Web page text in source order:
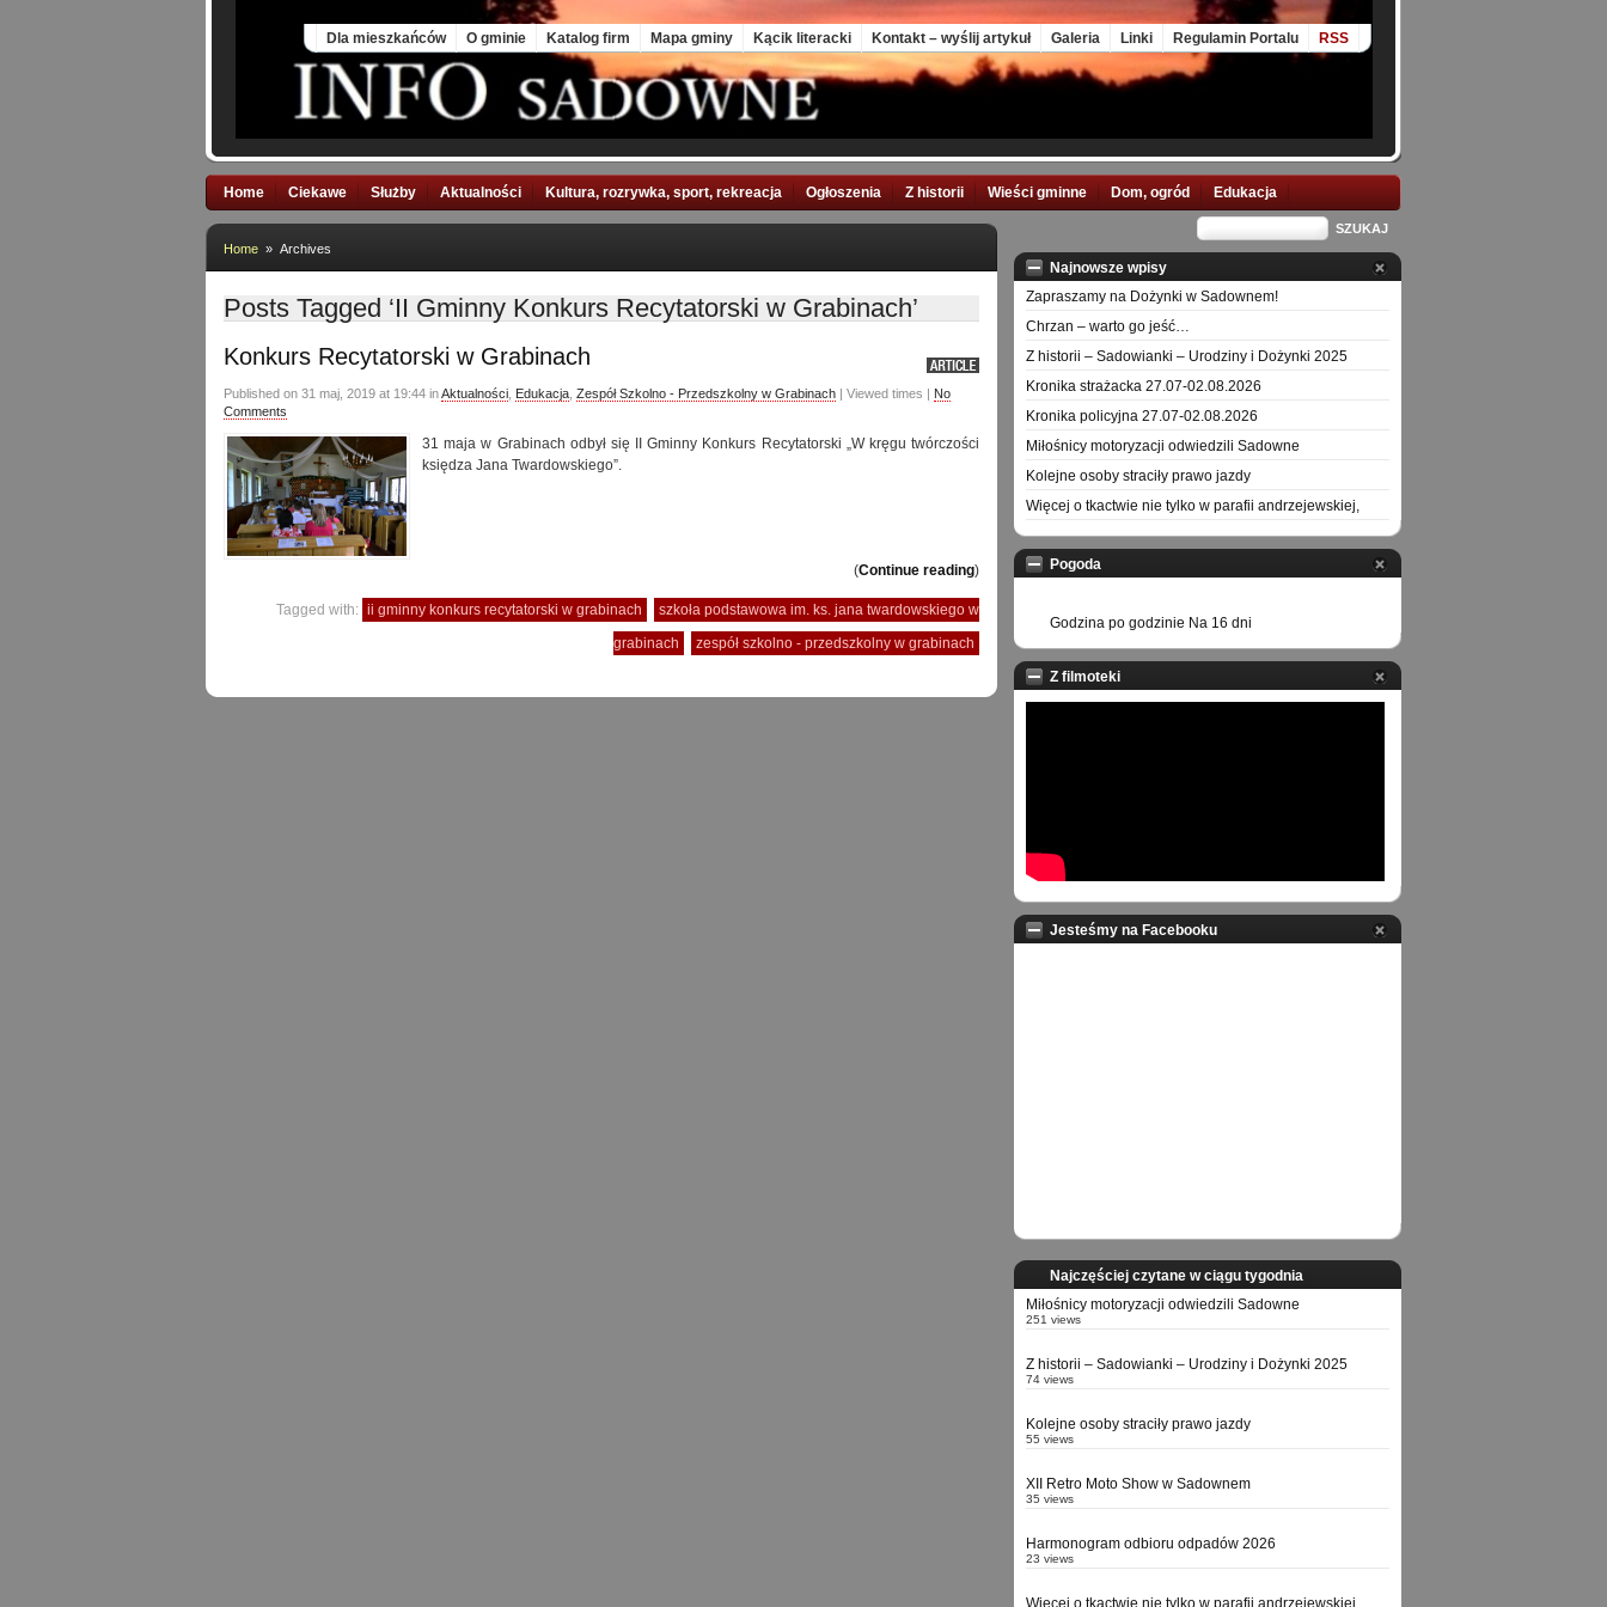
Dla mieszkańców O gminie Katalog firm Mapa gminy Kącik literacki Kontakt – wyślij artykuł Galeria Linki Regulamin Portalu RSS
Home Ciekawe Służby Aktualności Kultura, rozrywka, sport, rekreacja Ogłoszenia Z historii Wieści gminne Dom, ogród Edukacja
Home » Archives
Posts Tagged ‘II Gminny Konkurs Recytatorski w Grabinach’
Konkurs Recytatorski w Grabinach
Published on 31 maj, 2019 at 19:44 inAktualności Edukacja Zespół Szkolno - Przedszkolny w Grabinach | Viewed times | No
Comments
31 maja w Grabinach odbył się II Gminny Konkurs Recytatorski „W kręgu twórczości
księdza Jana Twardowskiego”.
(Continue reading)
Tagged with: ii gminny konkurs recytatorski w grabinach
szkoła podstawowa im. ks. jana twardowskiego w
grabinach
zespół szkolno - przedszkolny w grabinach
Najnowsze wpisy
Zapraszamy na Dożynki w Sadownem!
Chrzan – warto go jeść…
Z historii – Sadowianki – Urodziny i Dożynki 2025
Kronika strażacka 27.07-02.08.2026
Kronika policyjna 27.07-02.08.2026
Miłośnicy motoryzacji odwiedzili Sadowne
Kolejne osoby straciły prawo jazdy
Więcej o tkactwie nie tylko w parafii andrzejewskiej,
Pogoda
Godzina po godzinie Na 16 dni
Z filmoteki
Jesteśmy na Facebooku
Najczęściej czytane w ciągu tygodnia
Miłośnicy motoryzacji odwiedzili Sadowne
251 views
Z historii – Sadowianki – Urodziny i Dożynki 2025
74 views
Kolejne osoby straciły prawo jazdy
55 views
XII Retro Moto Show w Sadownem
35 views
Harmonogram odbioru odpadów 2026
23 views
Więcej o tkactwie nie tylko w parafii andrzejewskiej,